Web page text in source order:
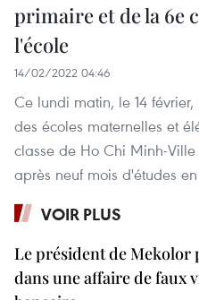
primaire et de la 6e
l'école
14/02/2022 04:46
Ce lundi matin, le 14
des écoles maternelles et
classe de Ho Chi Minh-
après neuf mois d'études
VOIR PLUS
Le président de Mekolor
dans une affaire de faux